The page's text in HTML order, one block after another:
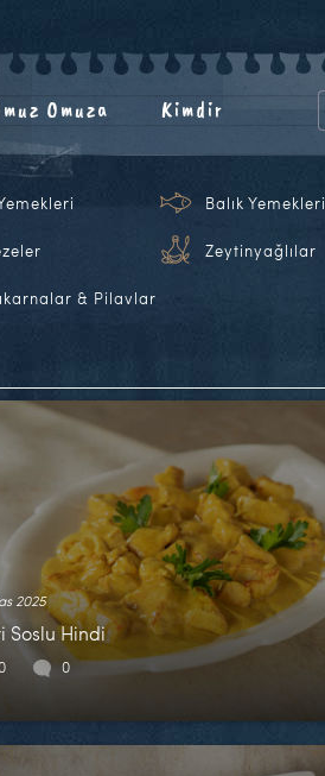
Omuza Kimdir
Balık Yemekleri
Zeytinyağlılar
& Pilavlar
2025
Soslu Hindi
0